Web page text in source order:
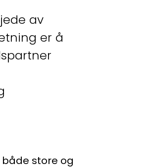
av
er å
store og